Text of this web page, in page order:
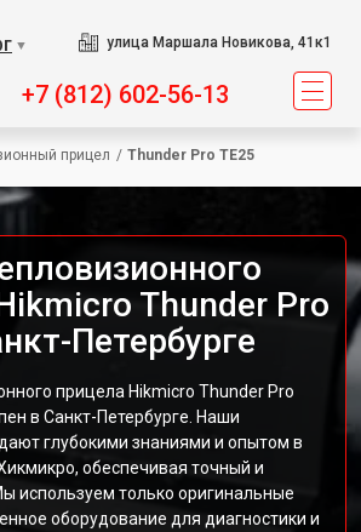
▼ улица Маршала Новикова, 41к1
+7 (812) 602-56-13
прицел / Thunder Pro TE25
Thunder Pro
Петербурге
прицела Hikmicro Thunder Pro
в Санкт-Петербурге. Наши
глубокими знаниями и опытом в
обеспечивая точный и
используем только оригинальные
оборудование для диагностики и